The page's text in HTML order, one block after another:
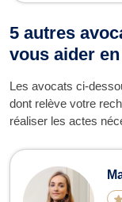
5 autres
vous aider
Les avocats ci-
dont relève votre
réaliser les actes